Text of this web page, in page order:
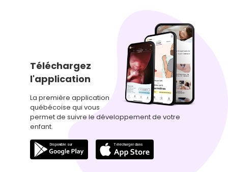
Téléchargez
l'application
La première application
québécoise qui vous
permet de suivre le développement de votre
enfant.